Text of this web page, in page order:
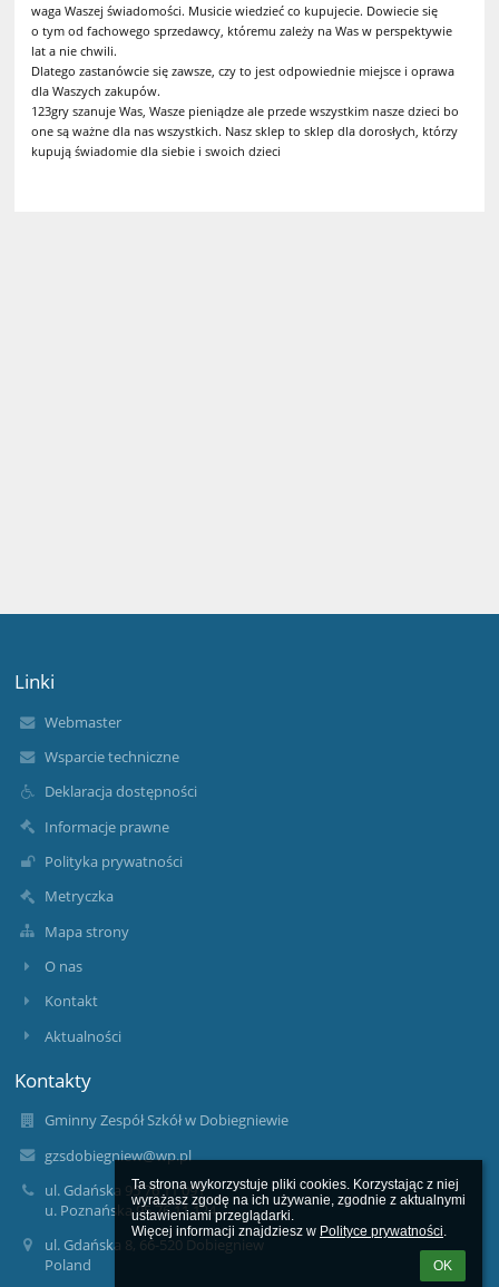
Ta strona wykorzystuje pliki cookies. Korzystając z niej
wyrażasz zgodę na ich używanie, zgodnie z aktualnymi
ustawieniami przeglądarki.
Więcej informacji znajdziesz w Polityce prywatności.
OK
waga Waszej świadomości. Musicie wiedzieć co kupujecie. Dowiecie się
o tym od fachowego sprzedawcy, któremu zależy na Was w perspektywie
lat a nie chwili.
Dlatego zastanówcie się zawsze, czy to jest odpowiednie miejsce i oprawa
dla Waszych zakupów.
123gry szanuje Was, Wasze pieniądze ale przede wszystkim nasze dzieci bo
one są ważne dla nas wszystkich. Nasz sklep to sklep dla dorosłych, którzy
kupują świadomie dla siebie i swoich dzieci
Linki
Webmaster
Wsparcie techniczne
Deklaracja dostępności
Informacje prawne
Polityka prywatności
Metryczka
Mapa strony
O nas
Kontakt
Aktualności
Kontakty
Gminny Zespół Szkół w Dobiegniewie
gzsdobiegniew@wp.pl
ul. Gdańska 95 76 11 091
u. Poznańska 95 76 11 124
ul. Gdańska 8, 66-520 Dobiegniew
Poland